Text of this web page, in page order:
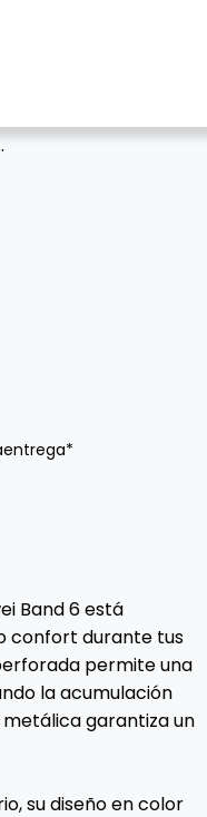
para Huawei Band
y diseño ventilado.
Band 6 está
confort durante tus
permite una
la acumulación
garantiza un
su diseño en color